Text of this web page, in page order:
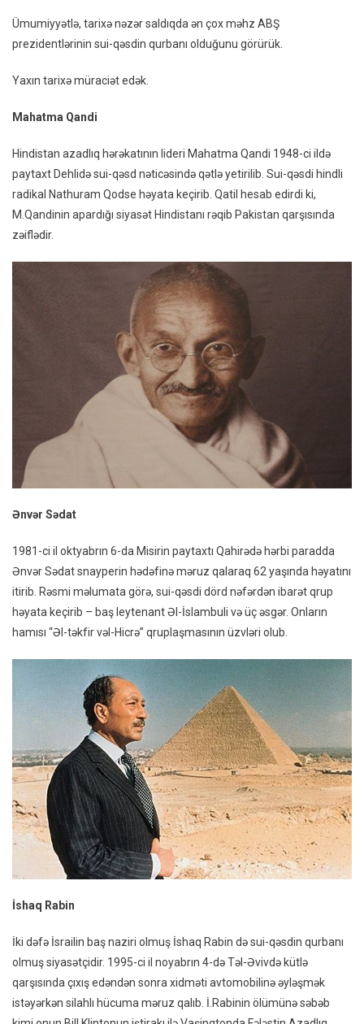
Ümumiyyətlə, tarixə nəzər saldıqda ən çox məhz ABŞ
prezidentlərinin sui-qəsdin qurbanı olduğunu görürük.
Yaxın tarixə müraciət edək.
Mahatma Qandi
Hindistan azadlıq hərəkatının lideri Mahatma Qandi 1948-ci ildə
paytaxt Dehlidə sui-qəsd nəticəsində qətlə yetirilib. Sui-qəsdi hindli
radikal Nathuram Qodse həyata keçirib. Qatil hesab edirdi ki,
M.Qandinin apardığı siyasət Hindistanı rəqib Pakistan qarşısında
zəiflədir.
Ənvər Sədat
1981-ci il oktyabrın 6-da Misirin paytaxtı Qahirədə hərbi paradda
Ənvər Sədat snayperin hədəfinə məruz qalaraq 62 yaşında həyatını
itirib. Rəsmi məlumata görə, sui-qəsdi dörd nəfərdən ibarət qrup
həyata keçirib – baş leytenant Əl-İslambuli və üç əsgər. Onların
hamısı “Əl-təkfir vəl-Hicrə” qruplaşmasının üzvləri olub.
İshaq Rabin
İki dəfə İsrailin baş naziri olmuş İshaq Rabin də sui-qəsdin qurbanı
olmuş siyasətçidir. 1995-ci il noyabrın 4-də Təl-Əvivdə kütlə
qarşısında çıxış edəndən sonra xidməti avtomobilinə əyləşmək
istəyərkən silahlı hücuma məruz qalıb. İ.Rabinin ölümünə səbəb